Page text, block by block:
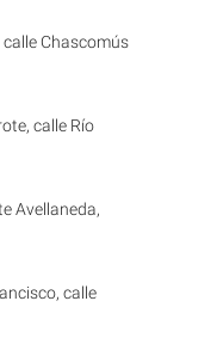
calle Chascomús
calle Río
Avellaneda,
calle